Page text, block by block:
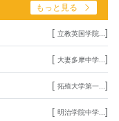
もっと見る
[ 立教英国学院... ]
[ 大妻多摩中学... ]
[ 拓殖大学第一... ]
[ 明治学院中学... ]